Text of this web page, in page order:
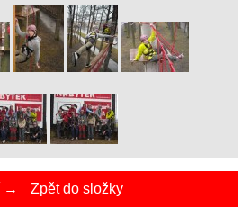
→ Zpět do složky